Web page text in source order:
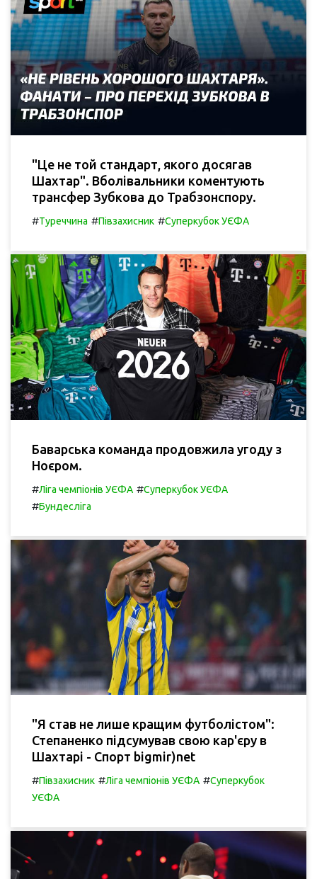
"Це не той стандарт, якого досягав
Шахтар". Вболівальники коментують
трансфер Зубкова до Трабзонспору.
#Туреччина #Півзахисник #Суперкубок УЄФА
Баварська команда продовжила угоду з
Ноєром.
#Ліга чемпіонів УЄФА #Суперкубок УЄФА
#Бундесліга
"Я став не лише кращим футболістом":
Степаненко підсумував свою кар'єру в
Шахтарі - Спорт bigmir)net
#Півзахисник #Ліга чемпіонів УЄФА #Суперкубок
УЄФА